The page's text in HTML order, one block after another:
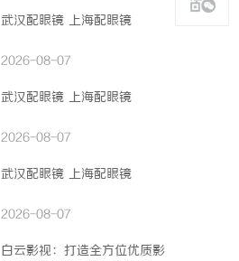
武汉配眼镜 上海配眼镜
2026-08-07
武汉配眼镜 上海配眼镜
2026-08-07
武汉配眼镜 上海配眼镜
2026-08-07
白云影视：打造全方位优质影